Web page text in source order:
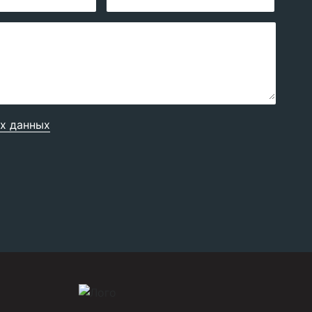
данных